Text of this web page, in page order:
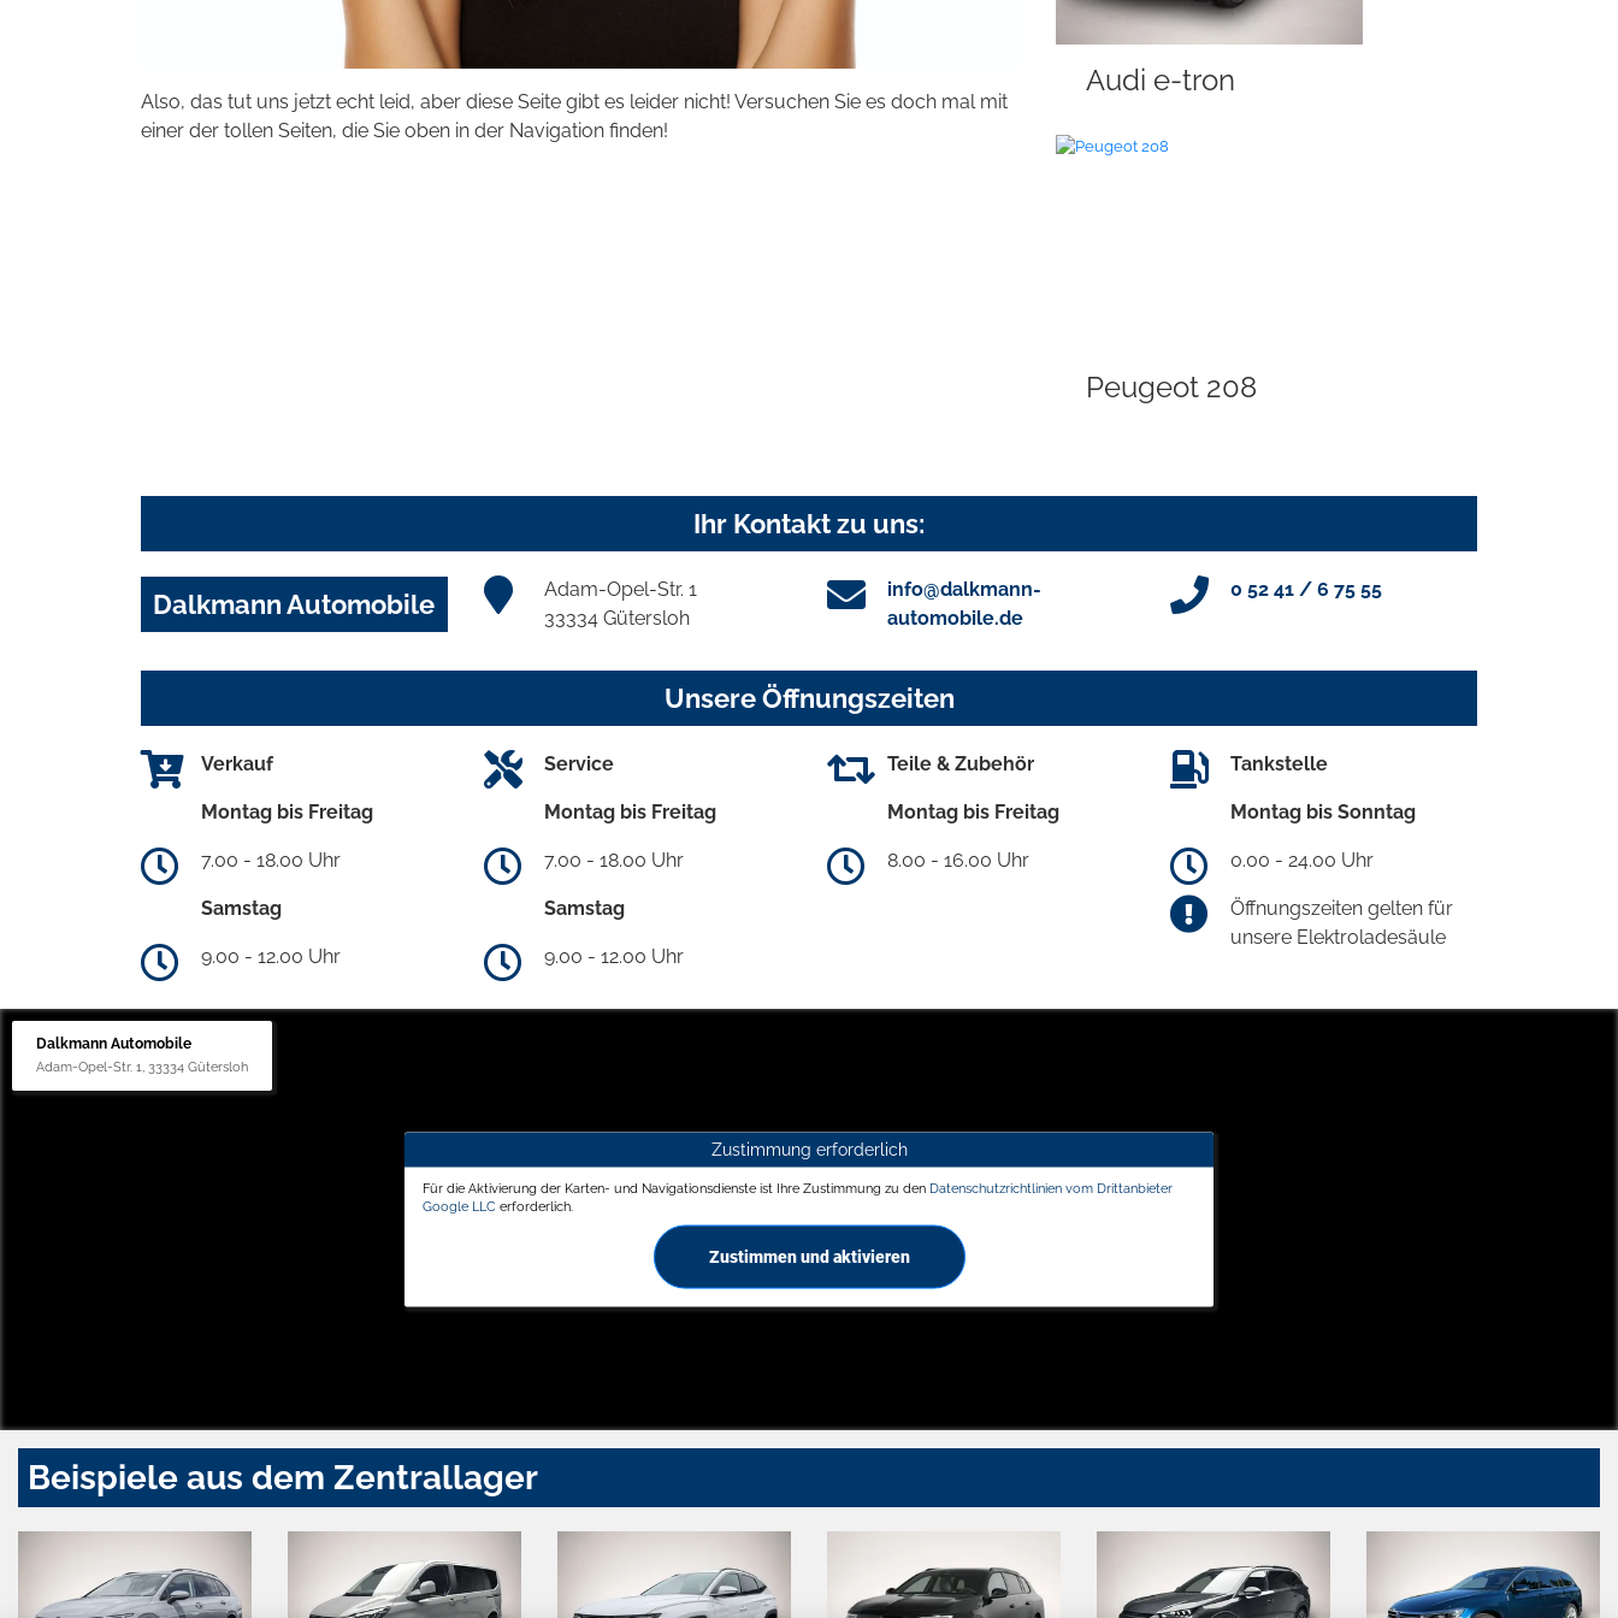
Also, das tut uns jetzt echt leid, aber diese Seite gibt es leider nicht! Versuchen Sie es doch mal mit
einer der tollen Seiten, die Sie oben in der Navigation finden!
Audi e-tron
Peugeot 208
Ihr Kontakt zu uns:
Dalkmann Automobile
Adam-Opel-Str. 1
33334 Gütersloh
info@dalkmann-
automobile.de
0 52 41 / 6 75 55
Unsere Öffnungszeiten
Verkauf
Montag bis Freitag
7.00 - 18.00 Uhr
Samstag
9.00 - 12.00 Uhr
Service
Montag bis Freitag
7.00 - 18.00 Uhr
Samstag
9.00 - 12.00 Uhr
Teile & Zubehör
Montag bis Freitag
8.00 - 16.00 Uhr
Tankstelle
Montag bis Sonntag
0.00 - 24.00 Uhr
Öffnungszeiten gelten für
unsere Elektroladesäule
Dalkmann Automobile
Adam-Opel-Str. 1, 33334 Gütersloh
Zustimmung erforderlich
Für die Aktivierung der Karten- und Navigationsdienste ist Ihre Zustimmung zu den Datenschutzrichtlinien vom Drittanbieter
Google LLC erforderlich.
Zustimmen und aktivieren
Beispiele aus dem Zentrallager